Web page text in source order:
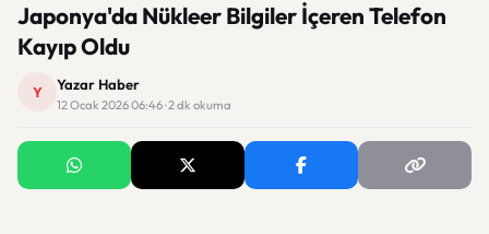
Japonya'da Nükleer Bilgiler İçeren Telefon
Kayıp Oldu
Y Yazar Haber
12 Ocak 2026 06:46 · 2 dk okuma